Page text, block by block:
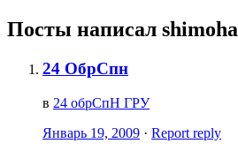
Посты написал shimoha
24 ОбрСпн
в 24 обрСпН ГРУ
Январь 19, 2009 · Report reply